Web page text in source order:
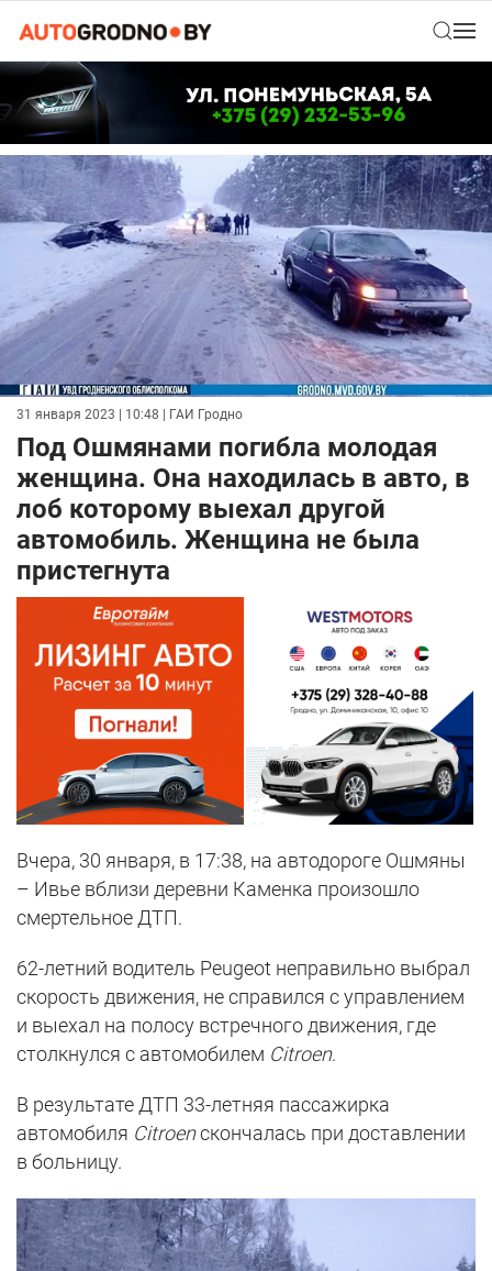
31 января 2023 | 10:48 | ГАИ Гродно
Под Ошмянами погибла молодая
женщина. Она находилась в авто, в
лоб которому выехал другой
автомобиль. Женщина не была
пристегнута
Вчера, 30 января, в 17:38, на автодороге Ошмяны
– Ивье вблизи деревни Каменка произошло
смертельное ДТП.
62-летний водитель Peugeot неправильно выбрал
скорость движения, не справился с управлением
и выехал на полосу встречного движения, где
столкнулся с автомобилем Citroen.
В результате ДТП 33-летняя пассажирка
автомобиля Citroenскончалась при доставлении
в больницу.